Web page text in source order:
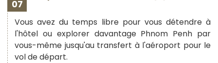
07
Vous avez du temps libre pour vous détendre à
l'hôtel ou explorer davantage Phnom Penh par
vous-même jusqu'au transfert à l'aéroport pour le
vol de départ.